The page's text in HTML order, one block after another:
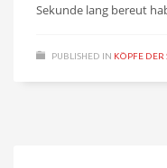
Sekunde lang bereut
PUBLISHED IN KÖPFE DER